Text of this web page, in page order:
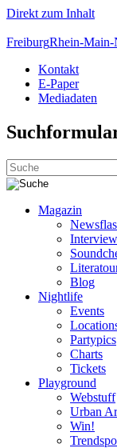
Direkt zum Inhalt
FreiburgRhein-Main-
Kontakt
E-Paper
Mediadaten
Magazin
Interview
Blog
Nightlife
Events
Partypics
Charts
Tickets
Playground
Webstuff
Urban
Win!